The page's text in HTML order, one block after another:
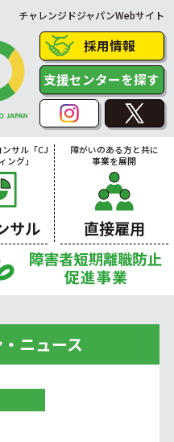
チャレンジドジャパンWebサイト
採用情報
支援センターを探す
サル「CJ
ング」
サル
障がいのある方と共に
事業を展開
直接雇用
ニュース